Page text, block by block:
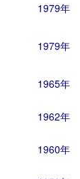
1979年
1979年
1965年
1962年
1960年